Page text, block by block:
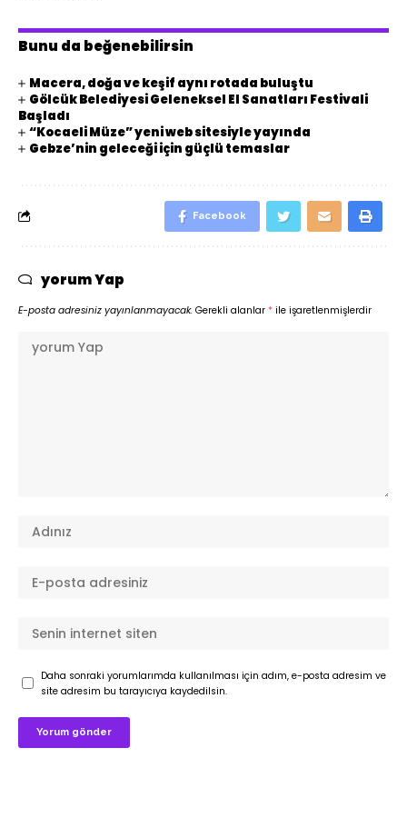
Bunu da beğenebilirsin
Macera, doğa ve keşif aynı rotada buluştu
Gölcük Belediyesi Geleneksel El Sanatları Festivali
Başladı
“Kocaeli Müze” yeni web sitesiyle yayında
Gebze’nin geleceği için güçlü temaslar
Facebook
yorum Yap
E-posta adresiniz yayınlanmayacak. Gerekli alanlar * ile işaretlenmişlerdir
Daha sonraki yorumlarımda kullanılması için adım, e-posta adresim ve
site adresim bu tarayıcıya kaydedilsin.